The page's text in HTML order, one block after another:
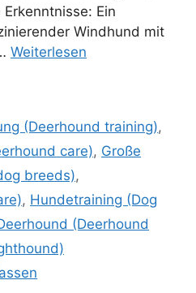
Ein
Windhund mit
Weiterlesen
(Deerhound training),
care), Große
breeds),
, Hundetraining (Dog
(Deerhound